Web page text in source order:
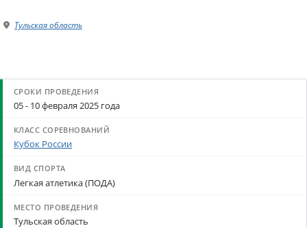
Тульская область
05 - 10 февраля 2025 года
Кубок России
Легкая атлетика (ПОДА)
Тульская область